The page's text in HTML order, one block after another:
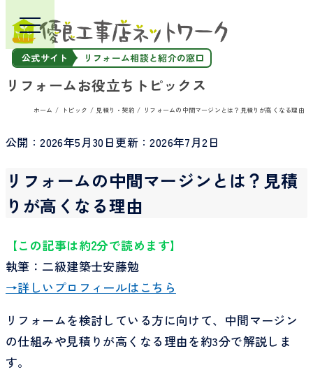
公式サイト リフォーム相談と紹介の窓口
リフォームお役立ちトピックス
ホーム トピック 見積り・契約 リフォームの中間マージンとは？見積りが高くなる理由
公開：2026年5月30日更新：2026年7月2日
リフォームの中間マージンとは？見積
りが高くなる理由
【この記事は約2分で読めます】
執筆：二級建築士安藤勉
→詳しいプロフィールはこちら
リフォームを検討している方に向けて、中間マージン
の仕組みや見積りが高くなる理由を約3分で解説しま
す。